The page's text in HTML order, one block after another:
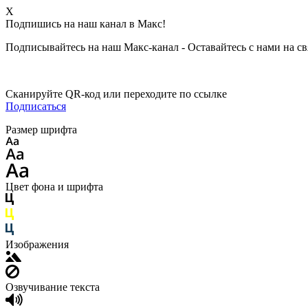
X
Подпишись на наш канал в Макс!
Подписывайтесь на наш Макс-канал - Оставайтесь с нами на
Сканируйте QR-код или переходите по ссылке
Подписаться
Размер шрифта
Цвет фона и шрифта
Изображения
Озвучивание текста